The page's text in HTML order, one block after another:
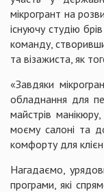
мікрогрант на
існуючу студію
команду,
та візажиста, як
«Завдяки
обладнання для
майстрів
моєму салоні та
комфорту для
Нагадаємо,
програми, які